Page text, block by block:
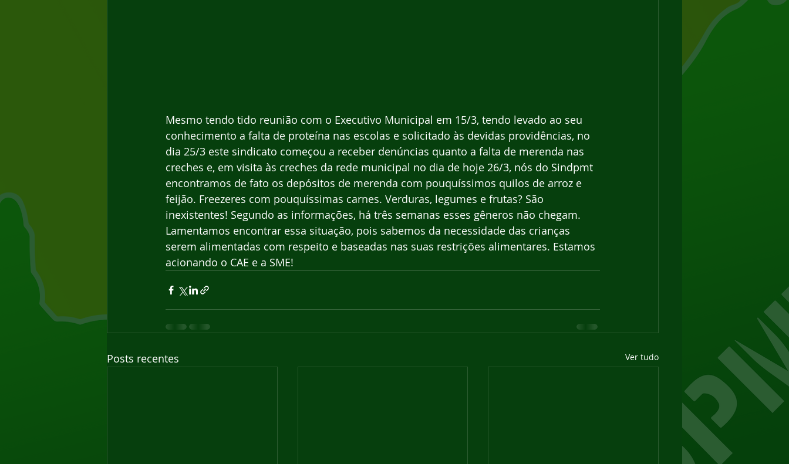
Mesmo tendo tido reunião com o Executivo Municipal em 15/3, tendo levado ao seu
conhecimento a falta de proteína nas escolas e solicitado às devidas providências, no
dia 25/3 este sindicato começou a receber denúncias quanto a falta de merenda nas
creches e, em visita às creches da rede municipal no dia de hoje 26/3, nós do Sindpmt
encontramos de fato os depósitos de merenda com pouquíssimos quilos de arroz e
feijão. Freezeres com pouquíssimas carnes. Verduras, legumes e frutas? São
inexistentes! Segundo as informações, há três semanas esses gêneros não chegam.
Lamentamos encontrar essa situação, pois sabemos da necessidade das crianças
serem alimentadas com respeito e baseadas nas suas restrições alimentares. Estamos
acionando o CAE e a SME!
Posts recentes Ver tudo